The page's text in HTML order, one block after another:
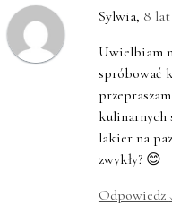
Sylwia, 8
Uwielbiam
spróbować
kulinarnych
lakier na
zwykły? 😊
Odpowiedz